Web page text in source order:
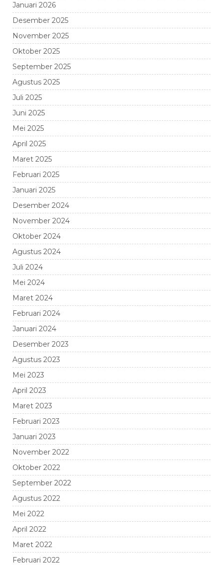
Januari 2026
Desember 2025
November 2025
Oktober 2025
September 2025
Agustus 2025
Juli 2025
Juni 2025
Mei 2025
April 2025
Maret 2025
Februari 2025
Januari 2025
Desember 2024
November 2024
Oktober 2024
Agustus 2024
Juli 2024
Mei 2024
Maret 2024
Februari 2024
Januari 2024
Desember 2023
Agustus 2023
Mei 2023
April 2023
Maret 2023
Februari 2023
Januari 2023
November 2022
Oktober 2022
September 2022
Agustus 2022
Mei 2022
April 2022
Maret 2022
Februari 2022